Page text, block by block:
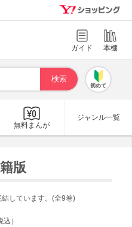
ガイド 本棚
初めて
無料まんが
ジャンル一覧
版
結しています。(全9巻)
込）